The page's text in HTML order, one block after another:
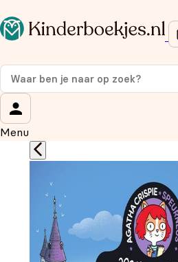
Menu
Op de hoogte blijven van onze
Meld je aan voor onze
korting
Wat is je voornaam?
Wat is je e-mailadres?*
Aanmelden
We gebruiken je gegevens om
overeenstemming met ons